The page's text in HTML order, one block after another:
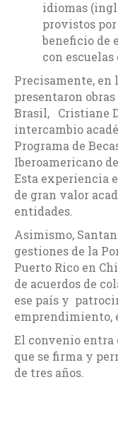
idiomas
provistos
beneficio de
con
Precisamente, en
presentaron
Brasil, Cristiane
intercambio
Programa de
Iberoamericano
Esta experiencia
de gran valor
entidades.
Asimismo,
gestiones de la
Puerto Rico en
de acuerdos de
ese país y
emprendimiento,
El convenio entra
que se firma y
de tres años.